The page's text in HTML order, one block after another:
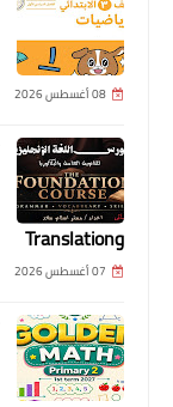
08 أغسطس 2026
وTranslation
07 أغسطس 2026